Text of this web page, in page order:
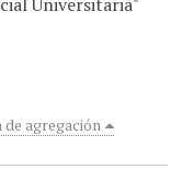
de agregación